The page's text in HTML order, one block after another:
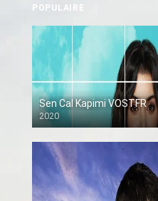
POPULAIRE
Sen Cal Kapimi VOSTFR
2020